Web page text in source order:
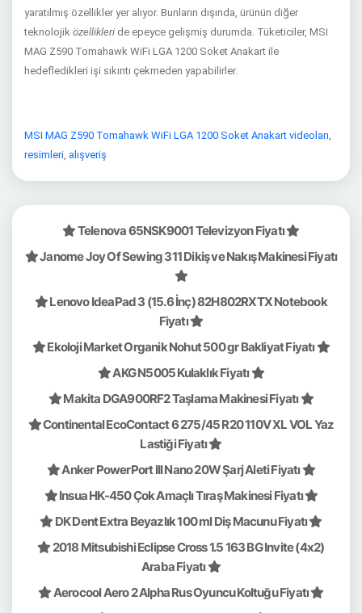
yaratılmış özellikler yer alıyor. Bunların dışında, ürünün diğer
teknolojik özellikleri de epeyce gelişmiş durumda. Tüketiciler, MSI
MAG Z590 Tomahawk WiFi LGA 1200 Soket Anakart ile
hedefledikleri işi sıkıntı çekmeden yapabilirler.
MSI MAG Z590 Tomahawk WiFi LGA 1200 Soket Anakart videoları,
resimleri, alışveriş
Telenova 65NSK9001 Televizyon Fiyatı
Janome Joy Of Sewing 311 Dikiş ve Nakış Makinesi Fiyatı
Lenovo IdeaPad 3 (15.6 İnç) 82H802RXTX Notebook
Fiyatı
Ekoloji Market Organik Nohut 500 gr Bakliyat Fiyatı
AKG N5005 Kulaklık Fiyatı
Makita DGA900RF2 Taşlama Makinesi Fiyatı
Continental EcoContact 6 275/45 R20 110V XL VOL Yaz
Lastiği Fiyatı
Anker PowerPort III Nano 20W Şarj Aleti Fiyatı
Insua HK-450 Çok Amaçlı Tıraş Makinesi Fiyatı
DK Dent Extra Beyazlık 100 ml Diş Macunu Fiyatı
2018 Mitsubishi Eclipse Cross 1.5 163 BG Invite (4x2)
Araba Fiyatı
Aerocool Aero 2 Alpha Rus Oyuncu Koltuğu Fiyatı